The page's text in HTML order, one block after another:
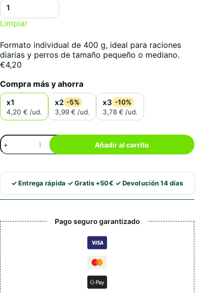
1
Limpiar
Formato individual de 400 g, ideal para raciones
diarias y perros de tamaño pequeño o mediano.
€4,20
Compra más y ahorra
x1
4,20 € /ud.
x2 -5%
3,99 € /ud.
x3 -10%
3,78 € /ud.
Wild
Balance
Filosofía
Cerdo
con
Verduras
Añadir al carrito
✓ Entrega rápida·✓ Gratis +50€·✓ Devolución 14 días
Pago seguro garantizado